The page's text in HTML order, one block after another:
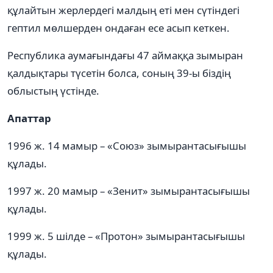
құлайтын жерлердегі малдың еті мен сүтіндегі
гептил мөлшерден ондаған есе асып кеткен.
Республика аумағындағы 47 аймаққа зымыран
қалдықтары түсетін болса, соның 39-ы біздің
облыстың үстінде.
Апаттар
1996 ж. 14 мамыр – «Союз» зымырантасығышы
құлады.
1997 ж. 20 мамыр – «Зенит» зымырантасығышы
құлады.
1999 ж. 5 шілде – «Протон» зымырантасығышы
құлады.